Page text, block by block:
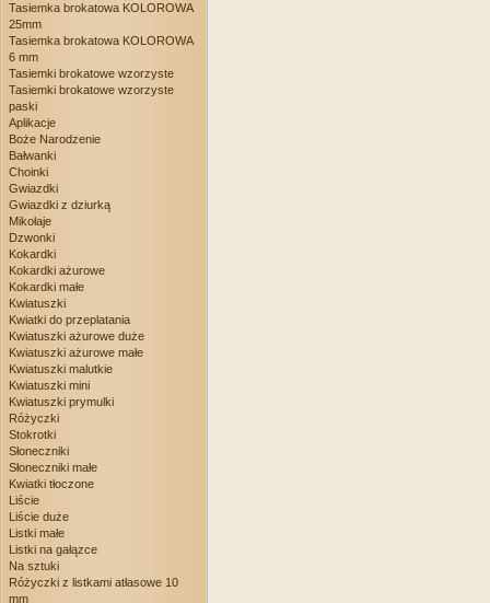
Tasiemka brokatowa KOLOROWA
25mm
Tasiemka brokatowa KOLOROWA
6 mm
Tasiemki brokatowe wzorzyste
Tasiemki brokatowe wzorzyste
paski
Aplikacje
Boże Narodzenie
Bałwanki
Choinki
Gwiazdki
Gwiazdki z dziurką
Mikołaje
Dzwonki
Kokardki
Kokardki ażurowe
Kokardki małe
Kwiatuszki
Kwiatki do przeplatania
Kwiatuszki ażurowe duże
Kwiatuszki ażurowe małe
Kwiatuszki malutkie
Kwiatuszki mini
Kwiatuszki prymulki
Różyczki
Stokrotki
Słoneczniki
Słoneczniki małe
Kwiatki tłoczone
Liście
Liście duże
Listki małe
Listki na gałązce
Na sztuki
Różyczki z listkami atłasowe 10
mm